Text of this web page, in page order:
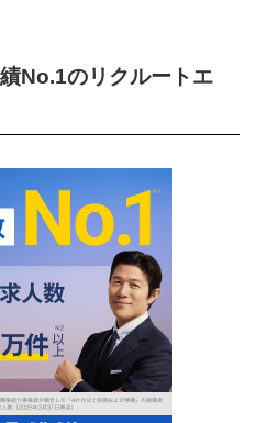
No.1のリクルートエ